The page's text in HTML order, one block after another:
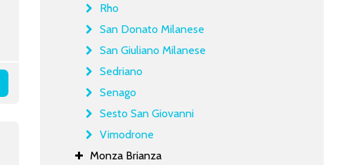
Rho
San Donato Milanese
San Giuliano Milanese
Sedriano
Senago
Sesto San Giovanni
Vimodrone
Monza Brianza